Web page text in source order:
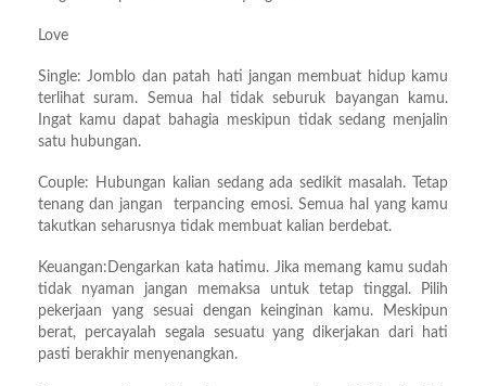
Love
Single: Jomblo dan patah hati jangan membuat hidup kamu
terlihat suram. Semua hal tidak seburuk bayangan kamu.
Ingat kamu dapat bahagia meskipun tidak sedang menjalin
satu hubungan.
Couple: Hubungan kalian sedang ada sedikit masalah. Tetap
tenang dan jangan terpancing emosi. Semua hal yang kamu
takutkan seharusnya tidak membuat kalian berdebat.
Keuangan:Dengarkan kata hatimu. Jika memang kamu sudah
tidak nyaman jangan memaksa untuk tetap tinggal. Pilih
pekerjaan yang sesuai dengan keinginan kamu. Meskipun
berat, percayalah segala sesuatu yang dikerjakan dari hati
pasti berakhir menyenangkan.